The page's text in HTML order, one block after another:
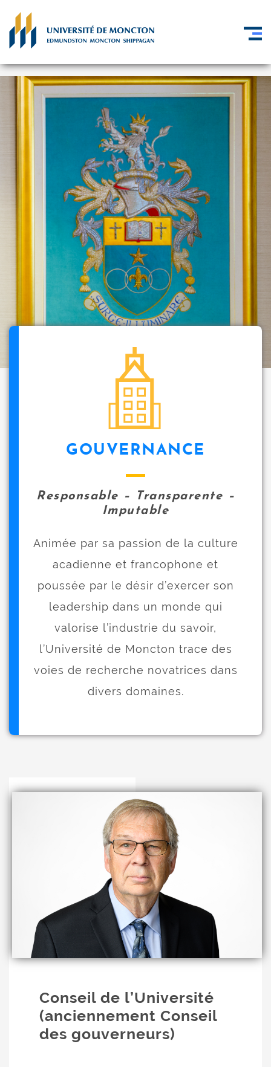
GOUVERNANCE
Responsable – Transparente –
Imputable
Animée par sa passion de la culture
acadienne et francophone et
poussée par le désir d’exercer son
leadership dans un monde qui
valorise l’industrie du savoir,
l’Université de Moncton trace des
voies de recherche novatrices dans
divers domaines.
Conseil de l’Université
(anciennement Conseil
des gouverneurs)